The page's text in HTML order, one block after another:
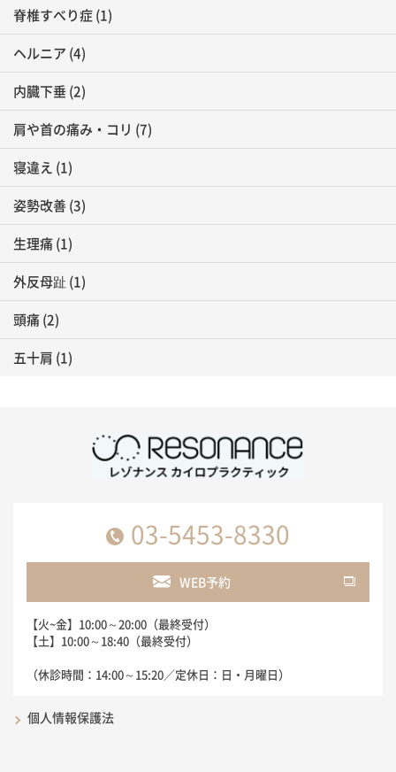
脊椎すべり症(1)
ヘルニア (4)
内臓下垂(2)
肩や首の痛み・コリ (7)
寝違え (1)
姿勢改善(3)
生理痛(1)
外反母趾 (1)
頭痛(2)
五十肩 (1)
03-5453-8330
WEB予約
【火~金】10:00～20:00（最終受付）
【土】10:00～18:40（最終受付）
（休診時間：14:00～15:20／定休日：日・月曜日）
個人情報保護法